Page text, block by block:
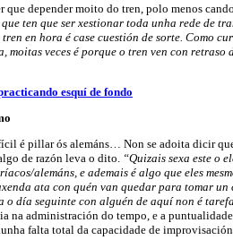
que depender moito do tren, polo menos
ten que ser xestionar toda unha rede de
en hora é case cuestión de sorte. Como
moitas veces é porque o tren ven con retraso
é pillar ós alemáns… Non se adoita dicir
de razón leva o dito. “Quizais sexa este o
alemáns, e ademais é algo que eles
ata con quén van quedar para tomar un
o día seguinte con alguén de aquí non é
na administración do tempo, e a
falta total da capacidade de